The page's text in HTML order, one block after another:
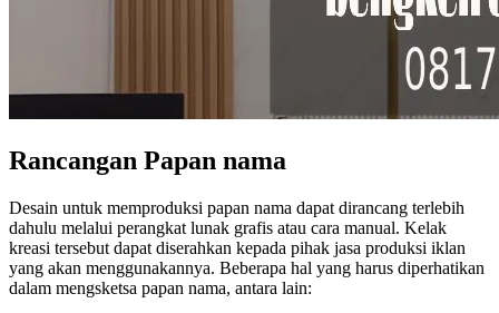
Rancangan Papan nama
Desain untuk memproduksi papan nama dapat dirancang terlebih
dahulu melalui perangkat lunak grafis atau cara manual. Kelak
kreasi tersebut dapat diserahkan kepada pihak jasa produksi iklan
yang akan menggunakannya. Beberapa hal yang harus diperhatikan
dalam mengsketsa papan nama, antara lain: